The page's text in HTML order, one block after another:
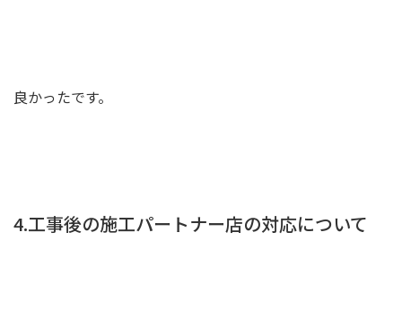
良かったです。
4.工事後の施工パートナー店の対応について